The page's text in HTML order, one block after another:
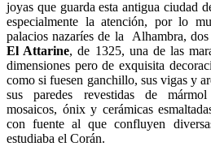
joyas que guarda esta antigua ciudad
especialmente la atención, por lo
palacios nazaríes de la Alhambra, dos
El Attarine, de 1325, una de las
dimensiones pero de exquisita
como si fuesen ganchillo, sus vigas y
sus paredes revestidas de
mosaicos, ónix y cerámicas
con fuente al que confluyen
estudiaba el Corán.